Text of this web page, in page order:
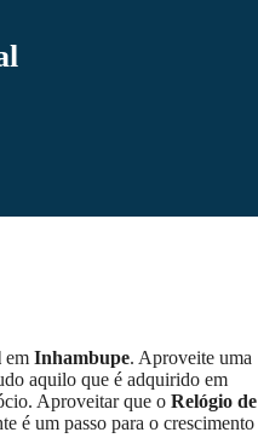
em Inhambupe. Aproveite uma
aquilo que é adquirido em
Aproveitar que o Relógio de
é um passo para o crescimento